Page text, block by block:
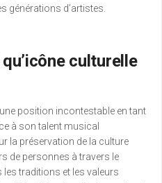
générations d’artistes.
culturelle
position incontestable en tant
à son talent musical
la préservation de la culture
de personnes à travers le
les traditions et les valeurs